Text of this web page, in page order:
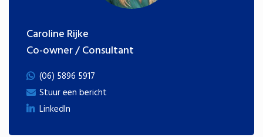
Caroline Rijke
Co-owner / Consultant
(06) 5896 5917
Stuur een bericht
LinkedIn